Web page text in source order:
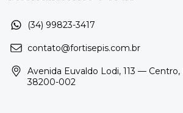
contato@fortisepis.com.br
Avenida Euvaldo Lodi, 113 — Centro,
38200-002